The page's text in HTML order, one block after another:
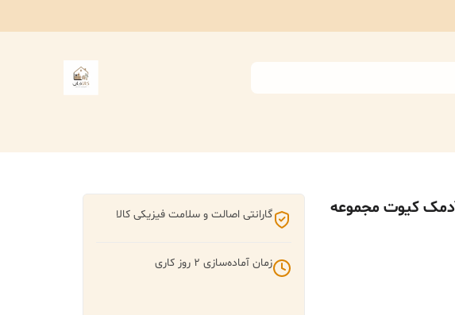
کیوت مجموعه
گارانتی اصالت و سلامت فیزیکی کالا
زمان آماده‌سازی 2 روز کاری